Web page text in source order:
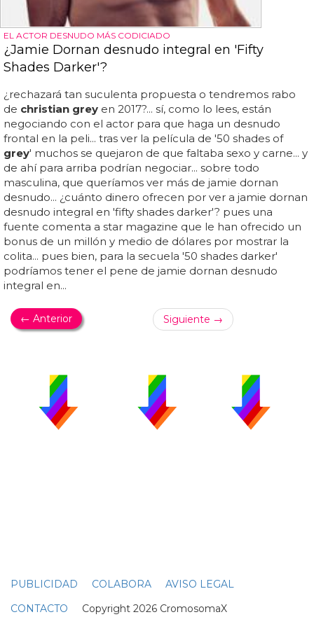
EL ACTOR DESNUDO MÁS CODICIADO
¿Jamie Dornan desnudo integral en 'Fifty
Shades Darker'?
¿rechazará tan suculenta propuesta o tendremos rabo
de christian grey en 2017?... sí, como lo lees, están
negociando con el actor para que haga un desnudo
frontal en la peli... tras ver la película de '50 shades of
grey' muchos se quejaron de que faltaba sexo y carne... y
de ahí para arriba podrían negociar... sobre todo
masculina, que queríamos ver más de jamie dornan
desnudo... ¿cuánto dinero ofrecen por ver a jamie dornan
desnudo integral en 'fifty shades darker'? pues una
fuente comenta a star magazine que le han ofrecido un
bonus de un millón y medio de dólares por mostrar la
colita... pues bien, para la secuela '50 shades darker'
podríamos tener el pene de jamie dornan desnudo
integral en...
← Anterior Siguiente →
PUBLICIDAD COLABORA
AVISO LEGAL
CONTACTO Copyright 2026 CromosomaX